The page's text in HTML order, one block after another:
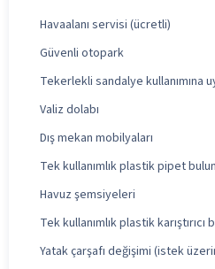
Havaalanı servisi (ücretli)
Güvenli otopark
Tekerlekli sandalye kullanımına
Valiz dolabı
Dış mekan mobilyaları
Tek kullanımlık plastik pipet
Havuz şemsiyeleri
Tek kullanımlık plastik
Yatak çarşafı değişimi (istek